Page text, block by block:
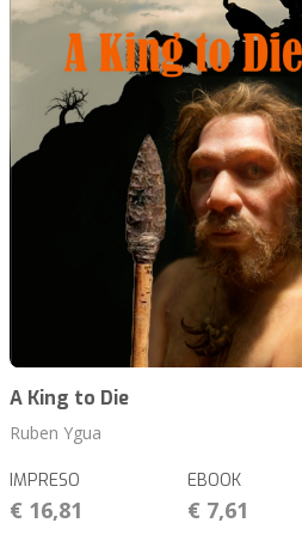
A King to Die
Ruben Ygua
IMPRESO
€ 16,81
EBOOK
€ 7,61